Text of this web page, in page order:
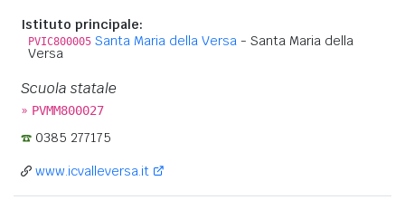
Istituto principale:
PVIC800005 Santa Maria della Versa - Santa Maria della
Versa
Scuola statale
» PVMM800027
0385 277175
www.icvalleversa.it